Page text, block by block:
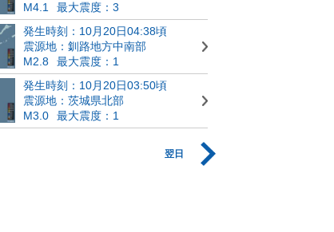
M4.1
最大震度：3
発生時刻：10月20日04:38頃
震源地：釧路地方中南部
M2.8
最大震度：1
発生時刻：10月20日03:50頃
震源地：茨城県北部
M3.0
最大震度：1
翌日